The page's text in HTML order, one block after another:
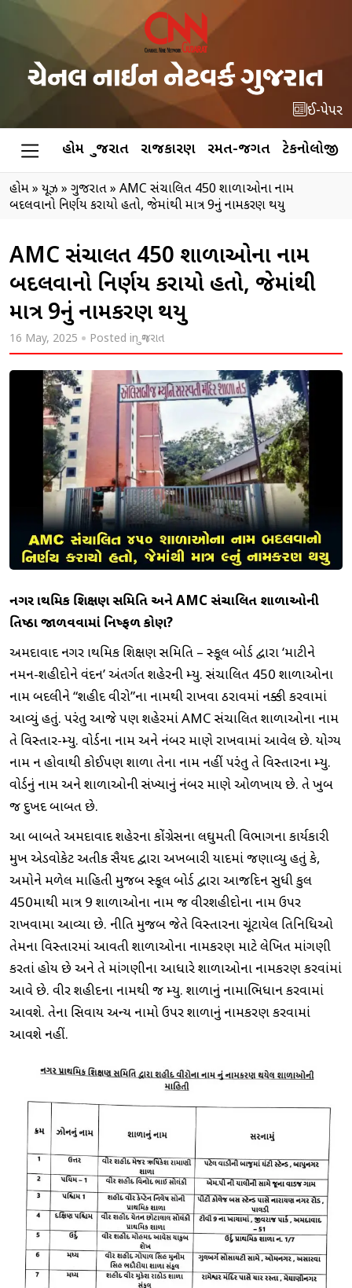
ઈ-પેપર
હોમ ગુજરાત રાજકારણ રમત-જગત ટેકનોલોજી
હોમ» ન્યૂઝ » ગુજરાત» AMC સંચાલિત 450 શાળાઓના નામ
બદલવાનો નિર્ણય કરાયો હતો, જેમાંથી માત્ર 9નું નામકરણ થયુ
AMC સંચાલિત 450 શાળાઓના નામ
બદલવાનો નિર્ણય કરાયો હતો, જેમાંથી
માત્ર 9નું નામકરણ થયુ
16 May, 2025 Posted inગુજરાત
નગર પ્રાથમિક શિક્ષણ સમિતિ અને AMC સંચાલિત શાળાઓની
પ્રતિષ્ઠા જાળવવામાં નિષ્ફળ કોણ?
અમદાવાદ નગર પ્રાથમિક શિક્ષણ સમિતિ – સ્કૂલ બોર્ડ દ્વારા ‘માટીને
નમન-શહીદોને વંદન’ અંતર્ગત શહેરની મ્યુ. સંચાલિત 450 શાળાઓના
નામ બદલીને “શહીદ વીરો”ના નામથી રાખવા ઠરાવમાં નક્કી કરવામાં
આવ્યું હતું. પરંતુ આજે પણ શહેરમાં AMC સંચાલિત શાળાઓના નામ
તે વિસ્તાર-મ્યુ. વોર્ડના નામ અને નંબર પ્રમાણે રાખવામાં આવેલ છે. યોગ્ય
નામ ન હોવાથી કોઈપણ શાળા તેના નામ નહીં પરંતુ તે વિસ્તારના મ્યુ.
વોર્ડનું નામ અને શાળાઓની સંખ્યાનું નંબર પ્રમાણે ઓળખાય છે. તે ખુબ
જ દુખદ બાબત છે.
આ બાબતે અમદાવાદ શહેરના કોંગ્રેસના લઘુમતી વિભાગના કાર્યકારી
પ્રમુખ એડવોકેટ અતીક સૈયદ દ્વારા અખબારી યાદમાં જણાવ્યુ હતું કે,
અમોને મળેલ માહિતી મુજબ સ્કૂલ બોર્ડ દ્વારા આજદિન સુધી કુલ
450માથી માત્ર 9 શાળાઓના નામ જ વીરશહીદોના નામ ઉપર
રાખવામા આવ્યા છે. નીતિ મુજબ જેતે વિસ્તારના ચૂંટાયેલ પ્રતિનિધિઓ
તેમના વિસ્તારમાં આવતી શાળાઓના નામકરણ માટે લેખિત માંગણી
કરતાં હોય છે અને તે માંગણીના આધારે શાળાઓના નામકરણ કરવાંમાં
આવે છે. વીર શહીદના નામથી જ મ્યુ. શાળાનું નામાભિધાન કરવામાં
આવશે. તેના સિવાય અન્ય નામો ઉપર શાળાનું નામકરણ કરવામાં
આવશે નહીં.